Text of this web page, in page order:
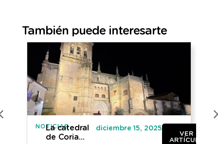
También puede interesarte
NOTICIAS
La catedral
de Coria
diciembre 15, 2025
VER
ARTÍCULO